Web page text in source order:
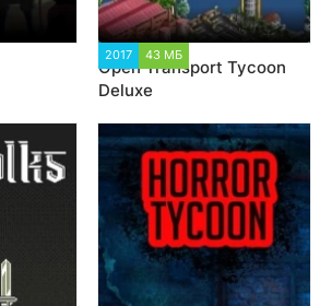
2017 43 МБ
Open Transport Tycoon
Deluxe